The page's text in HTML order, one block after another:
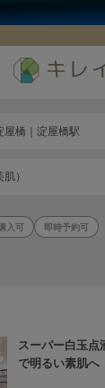
屋橋｜淀屋橋駅
）
入可 即時予約可
スーパー白玉点
で明るい素肌へ